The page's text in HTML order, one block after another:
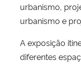
urbanismo,
urbanismo e
A exposição
diferentes